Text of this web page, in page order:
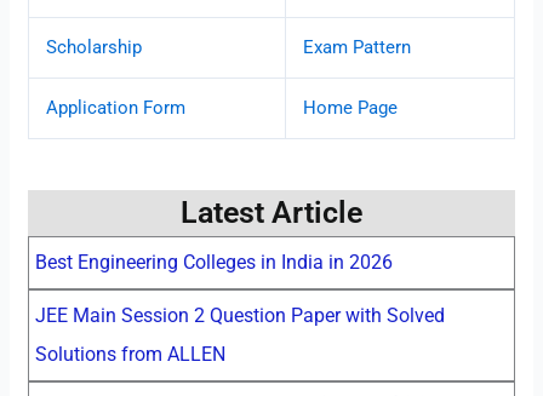
Scholarship Exam Pattern
Application Form Home Page
Latest Article
Best Engineering Colleges in India in 2026
JEE Main Session 2 Question Paper with Solved
Solutions from ALLEN